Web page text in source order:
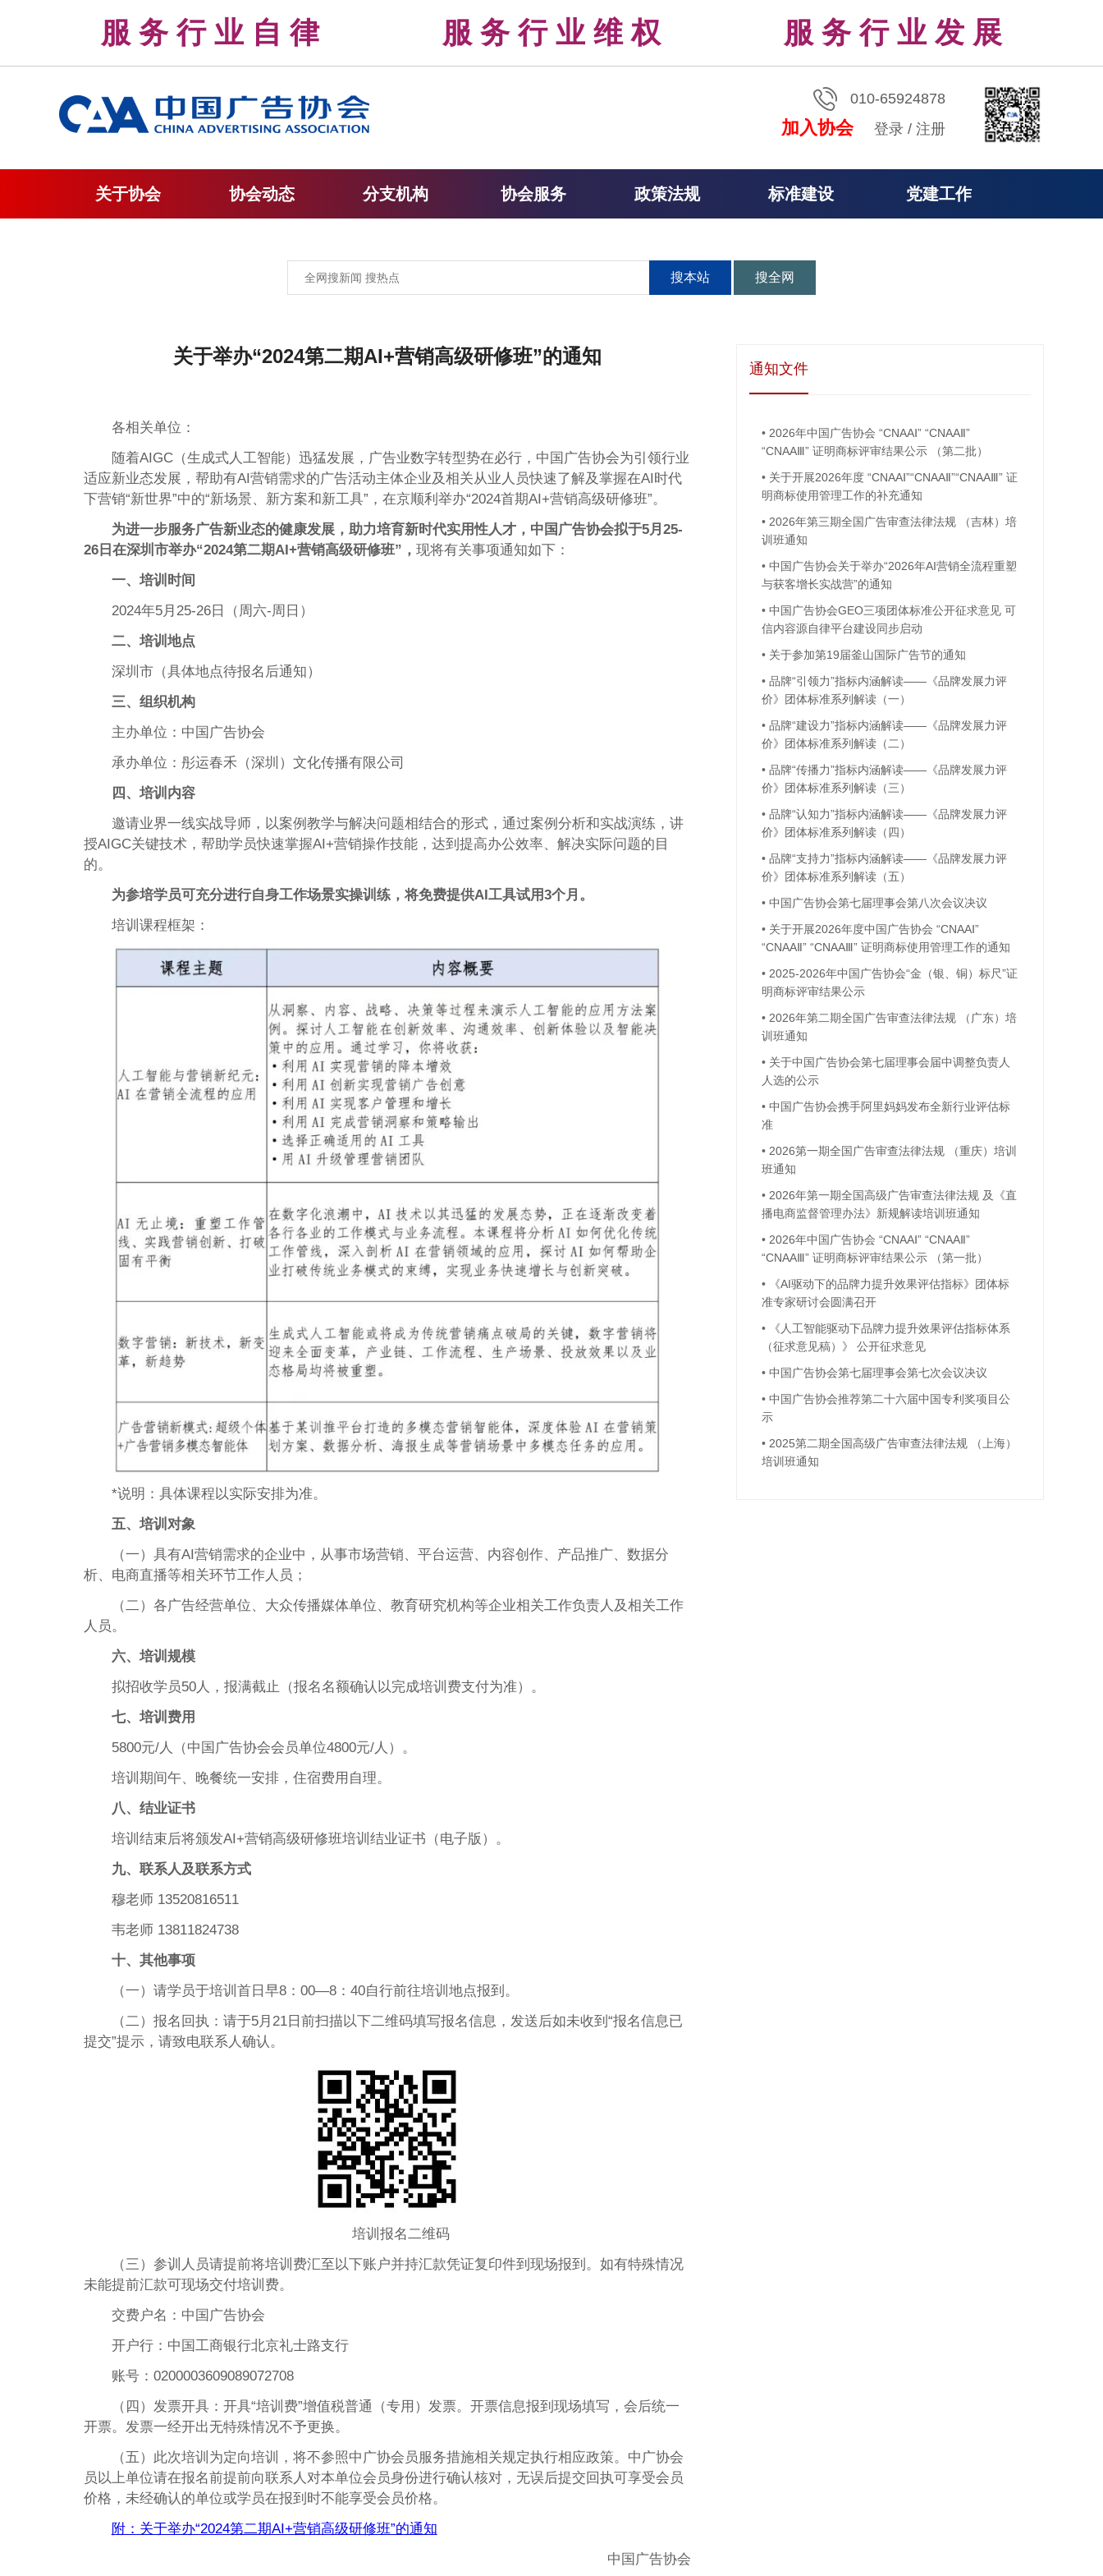
服 务 行 业 自 律 服 务 行 业 维 权 服 务 行 业 发 展
010-65924878
加入协会 登录 / 注册
关于协会 协会动态 分支机构 协会服务 政策法规 标准建设 党建工作
搜本站 搜全网
关于举办“2024第二期AI+营销高级研修班”的通知
各相关单位：
随着AIGC（生成式人工智能）迅猛发展，广告业数字转型势在必行，中国广告协会为引领行业
适应新业态发展，帮助有AI营销需求的广告活动主体企业及相关从业人员快速了解及掌握在AI时代
下营销“新世界”中的“新场景、新方案和新工具”，在京顺利举办“2024首期AI+营销高级研修班”。
为进一步服务广告新业态的健康发展，助力培育新时代实用性人才，中国广告协会拟于5月25-
26日在深圳市举办“2024第二期AI+营销高级研修班”， 现将有关事项通知如下：
一、培训时间
2024年5月25-26日（周六-周日）
二、培训地点
深圳市（具体地点待报名后通知）
三、组织机构
主办单位：中国广告协会
承办单位：彤运春禾（深圳）文化传播有限公司
四、培训内容
邀请业界一线实战导师，以案例教学与解决问题相结合的形式，通过案例分析和实战演练，讲
授AIGC关键技术，帮助学员快速掌握AI+营销操作技能，达到提高办公效率、解决实际问题的目
的。
为参培学员可充分进行自身工作场景实操训练，将免费提供AI工具试用3个月。
培训课程框架：
*说明：具体课程以实际安排为准。
五、培训对象
（一）具有AI营销需求的企业中，从事市场营销、平台运营、内容创作、产品推广、数据分
析、电商直播等相关环节工作人员；
（二）各广告经营单位、大众传播媒体单位、教育研究机构等企业相关工作负责人及相关工作
人员。
六、培训规模
拟招收学员50人，报满截止（报名名额确认以完成培训费支付为准）。
七、培训费用
5800元/人（中国广告协会会员单位4800元/人）。
培训期间午、晚餐统一安排，住宿费用自理。
八、结业证书
培训结束后将颁发AI+营销高级研修班培训结业证书（电子版）。
九、联系人及联系方式
穆老师 13520816511
韦老师 13811824738
十、其他事项
（一）请学员于培训首日早8：00—8：40自行前往培训地点报到。
（二）报名回执：请于5月21日前扫描以下二维码填写报名信息，发送后如未收到“报名信息已
提交”提示，请致电联系人确认。
培训报名二维码
（三）参训人员请提前将培训费汇至以下账户并持汇款凭证复印件到现场报到。如有特殊情况
未能提前汇款可现场交付培训费。
交费户名：中国广告协会
开户行：中国工商银行北京礼士路支行
账号：0200003609089072708
（四）发票开具：开具“培训费”增值税普通（专用）发票。开票信息报到现场填写，会后统一
开票。发票一经开出无特殊情况不予更换。
（五）此次培训为定向培训，将不参照中广协会员服务措施相关规定执行相应政策。中广协会
员以上单位请在报名前提前向联系人对本单位会员身份进行确认核对，无误后提交回执可享受会员
价格，未经确认的单位或学员在报到时不能享受会员价格。
附：关于举办“2024第二期AI+营销高级研修班”的通知
中国广告协会
通知文件
• 2026年中国广告协会 “CNAAⅠ” “CNAAⅡ”
“CNAAⅢ” 证明商标评审结果公示 （第二批）
• 关于开展2026年度 “CNAAⅠ”“CNAAⅡ”“CNAAⅢ” 证
明商标使用管理工作的补充通知
• 2026年第三期全国广告审查法律法规 （吉林）培
训班通知
• 中国广告协会关于举办“2026年AI营销全流程重塑
与获客增长实战营”的通知
• 中国广告协会GEO三项团体标准公开征求意见 可
信内容源自律平台建设同步启动
• 关于参加第19届釜山国际广告节的通知
• 品牌“引领力”指标内涵解读——《品牌发展力评
价》团体标准系列解读（一）
• 品牌“建设力”指标内涵解读——《品牌发展力评
价》团体标准系列解读（二）
• 品牌“传播力”指标内涵解读——《品牌发展力评
价》团体标准系列解读（三）
• 品牌“认知力”指标内涵解读——《品牌发展力评
价》团体标准系列解读（四）
• 品牌“支持力”指标内涵解读——《品牌发展力评
价》团体标准系列解读（五）
• 中国广告协会第七届理事会第八次会议决议
• 关于开展2026年度中国广告协会 “CNAAⅠ”
“CNAAⅡ” “CNAAⅢ” 证明商标使用管理工作的通知
• 2025-2026年中国广告协会“金（银、铜）标尺”证
明商标评审结果公示
• 2026年第二期全国广告审查法律法规 （广东）培
训班通知
• 关于中国广告协会第七届理事会届中调整负责人
人选的公示
• 中国广告协会携手阿里妈妈发布全新行业评估标
准
• 2026第一期全国广告审查法律法规 （重庆）培训
班通知
• 2026年第一期全国高级广告审查法律法规 及《直
播电商监督管理办法》新规解读培训班通知
• 2026年中国广告协会 “CNAAⅠ” “CNAAⅡ”
“CNAAⅢ” 证明商标评审结果公示 （第一批）
•
《AI驱动下的品牌力提升效果评估指标》团体标
准专家研讨会圆满召开
•
《人工智能驱动下品牌力提升效果评估指标体系
（征求意见稿）》 公开征求意见
• 中国广告协会第七届理事会第七次会议决议
• 中国广告协会推荐第二十六届中国专利奖项目公
示
• 2025第二期全国高级广告审查法律法规 （上海）
培训班通知